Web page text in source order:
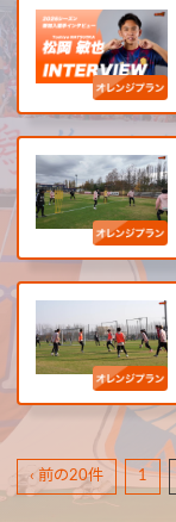
‹ 前の20件 1